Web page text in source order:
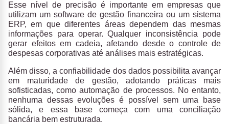
Esse nível de precisão é importante em empresas que
utilizam um software de gestão financeira ou um sistema
ERP, em que diferentes áreas dependem das mesmas
informações para operar. Qualquer inconsistência pode
gerar efeitos em cadeia, afetando desde o controle de
despesas corporativas até análises mais estratégicas.
Além disso, aconfiabilidade dos dadospossibilita avançar
em maturidade de gestão, adotando práticas mais
sofisticadas, como automação de processos. No entanto,
nenhuma dessas evoluções é possível sem uma base
sólida, e essa base começa com uma conciliação
bancária bem estruturada.